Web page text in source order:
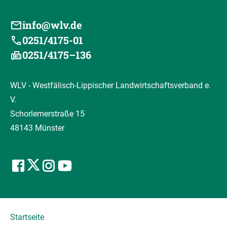
info@wlv.de
0251/4175-01
0251/4175–136
WLV - Westfälisch-Lippischer Landwirtschaftsverband e.
V.
Schorlemerstraße 15
48143 Münster
Startseite